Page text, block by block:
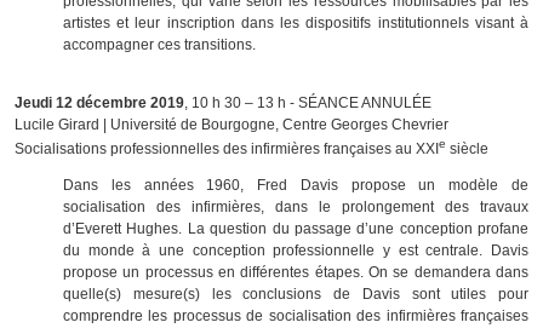
artistes et leur inscription dans les dispositifs institutionnels visant à
accompagner ces transitions.
Jeudi 12 décembre 2019, 10 h 30 – 13 h - SÉANCE ANNULÉE
Lucile Girard | Université de Bourgogne, Centre Georges Chevrier
Socialisations professionnelles des infirmières françaises au XXI e siècle
Dans les années 1960, Fred Davis propose un modèle de
socialisation des infirmières, dans le prolongement des travaux
d’Everett Hughes. La question du passage d’une conception profane
du monde à une conception professionnelle y est centrale. Davis
propose un processus en différentes étapes. On se demandera dans
quelle(s) mesure(s) les conclusions de Davis sont utiles pour
comprendre les processus de socialisation des infirmières françaises